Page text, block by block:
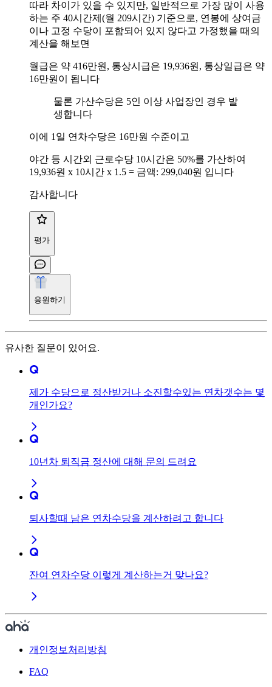
따라 차이가 있을 수 있지만, 일반적으로 가장 많이 사용
하는 주 40시간제(월 209시간) 기준으로, 연봉에 상여금
이나 고정 수당이 포함되어 있지 않다고 가정했을 때의
계산을 해보면
월급은 약 416만원, 통상시급은 19,936원, 통상일급은 약
16만원이 됩니다
물론 가산수당은 ​5인 이상 사업장인 경우 발
생합니다
이에 1일 연차수당은 16만원 수준이고
야간 등 시간외 근로수당 10시간은 50%를 가산하여
19,936원 x 10시간 x 1.5 = ​금액: 299,040원 입니다
감사합니다
평가
응원하기
유사한 질문이 있어요.
제가 수당으로 정산받거나 소진할수있는 연차갯수는 몇
개인가요?
10년차 퇴직금 정산에 대해 문의 드려요
퇴사할때 남은 연차수당을 계산하려고 합니다
잔여 연차수당 이렇게 계산하는거 맞나요?
개인정보처리방침
FAQ